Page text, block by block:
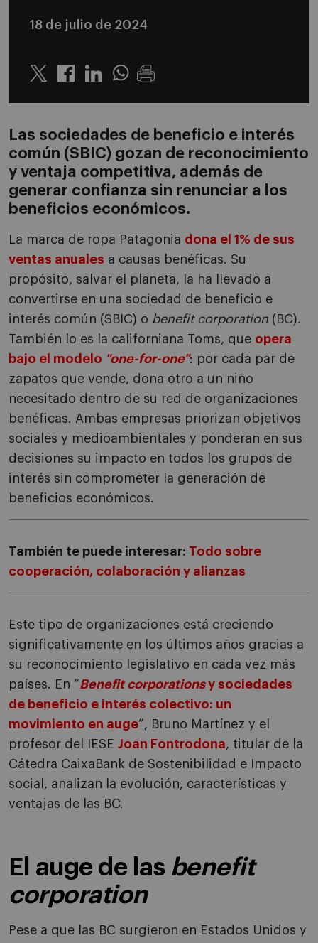
18 de julio de 2024
Twitter LinkedinWhatsapp
Las sociedades de beneficio e interés
común (SBIC) gozan de reconocimiento
y ventaja competitiva, además de
generar confianza sin renunciar a los
beneficios económicos.
La marca de ropa Patagonia dona el 1% de sus
ventas anuales a causas benéficas. Su
propósito, salvar el planeta, la ha llevado a
convertirse en una sociedad de beneficio e
interés común (SBIC) o benefit corporation (BC).
También lo es la californiana Toms, que opera
bajo el modelo "one-for-one": por cada par de
zapatos que vende, dona otro a un niño
necesitado dentro de su red de organizaciones
benéficas. Ambas empresas priorizan objetivos
sociales y medioambientales y ponderan en sus
decisiones su impacto en todos los grupos de
interés sin comprometer la generación de
beneficios económicos.
También te puede interesar: Todo sobre
cooperación, colaboración y alianzas
Este tipo de organizaciones está creciendo
significativamente en los últimos años gracias a
su reconocimiento legislativo en cada vez más
países. En “Benefit corporationsy sociedades
de beneficio e interés colectivo: un
movimiento en auge”, Bruno Martínez y el
profesor del IESE Joan Fontrodona, titular de la
Cátedra CaixaBank de Sostenibilidad e Impacto
social, analizan la evolución, características y
ventajas de las BC.
El auge de las benefit
corporation
Pese a que las BC surgieron en Estados Unidos y